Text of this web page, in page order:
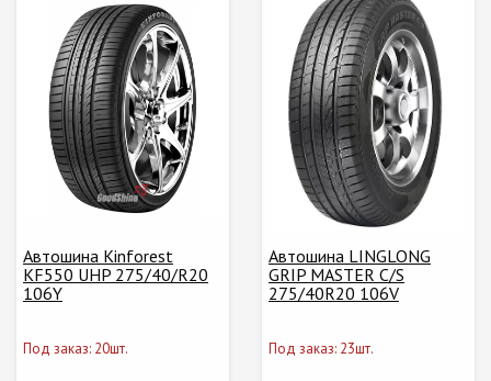
Автошина Kinforest
KF550 UHP 275/40/R20
106Y
Под заказ: 20шт.
Автошина LINGLONG
GRIP MASTER C/S
275/40R20 106V
Под заказ: 23шт.